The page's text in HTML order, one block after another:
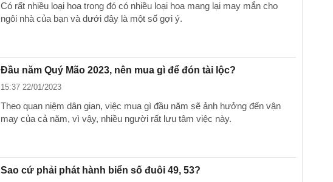
Có rất nhiều loại hoa trong đó có nhiều loại hoa mang lại may mắn cho
ngôi nhà của bạn và dưới đây là một số gợi ý.
Đầu năm Quý Mão 2023, nên mua gì để đón tài lộc?
15:37 22/01/2023
Theo quan niệm dân gian, việc mua gì đầu năm sẽ ảnh hưởng đến vận
may của cả năm, vì vậy, nhiều người rất lưu tâm việc này.
Sao cứ phải phát hành biển số đuôi 49, 53?